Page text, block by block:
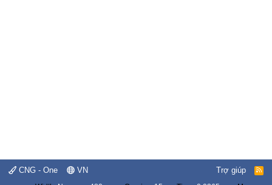
CNG - One VN Trợ giúp
R